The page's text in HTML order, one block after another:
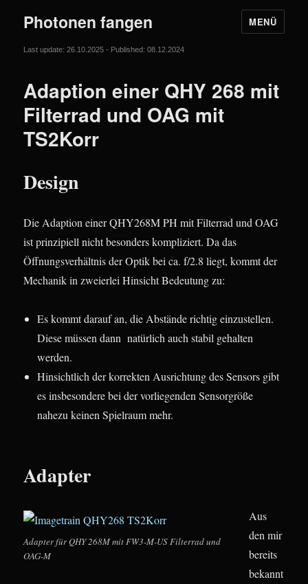
Photonen fangen MENÜ
Last update: 26.10.2025 - Published: 08.12.2024
Adaption einer QHY 268 mit
Filterrad und OAG mit
TS2Korr
Design
Die Adaption einer QHY268M PH mit Filterrad und OAG
ist prinzipiell nicht besonders kompliziert. Da das
Öffnungsverhältnis der Optik bei ca. f/2.8 liegt, kommt der
Mechanik in zweierlei Hinsicht Bedeutung zu:
Es kommt darauf an, die Abstände richtig einzustellen.
Diese müssen dann natürlich auch stabil gehalten
werden.
Hinsichtlich der korrekten Ausrichtung des Sensors gibt
es insbesondere bei der vorliegenden Sensorgröße
nahezu keinen Spielraum mehr.
Adapter
Adapter für QHY 268M mit FW3-M-US Filterrad und
OAG-M
Aus
den mir
bereits
bekannt